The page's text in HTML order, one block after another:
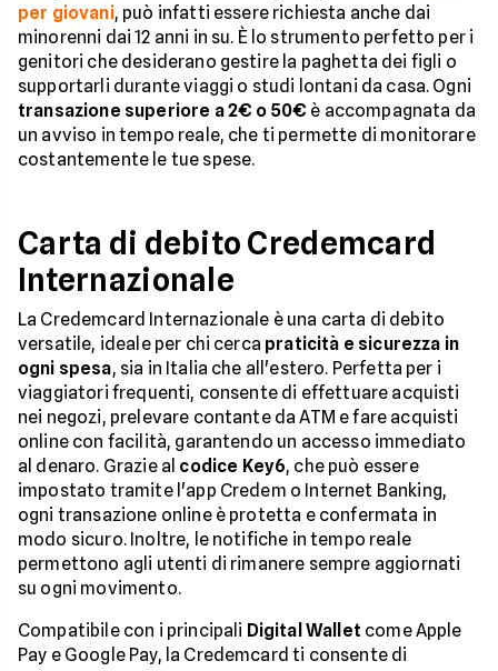
per giovani, può infatti essere richiesta anche dai
minorenni dai 12 anni in su. È lo strumento perfetto per i
genitori che desiderano gestire la paghetta dei figli o
supportarli durante viaggi o studi lontani da casa. Ogni
transazione superiore a 2€ o 50€ è accompagnata da
un avviso in tempo reale, che ti permette di monitorare
costantemente le tue spese.
Carta di debito Credemcard
Internazionale
La Credemcard Internazionale è una carta di debito
versatile, ideale per chi cerca praticità e sicurezza in
ogni spesa, sia in Italia che all'estero. Perfetta per i
viaggiatori frequenti, consente di effettuare acquisti
nei negozi, prelevare contante da ATM e fare acquisti
online con facilità, garantendo un accesso immediato
al denaro. Grazie al codice Key6, che può essere
impostato tramite l'app Credem o Internet Banking,
ogni transazione online è protetta e confermata in
modo sicuro. Inoltre, le notifiche in tempo reale
permettono agli utenti di rimanere sempre aggiornati
su ogni movimento.
Compatibile con i principali Digital Wallet come Apple
Pay e Google Pay, la Credemcard ti consente di